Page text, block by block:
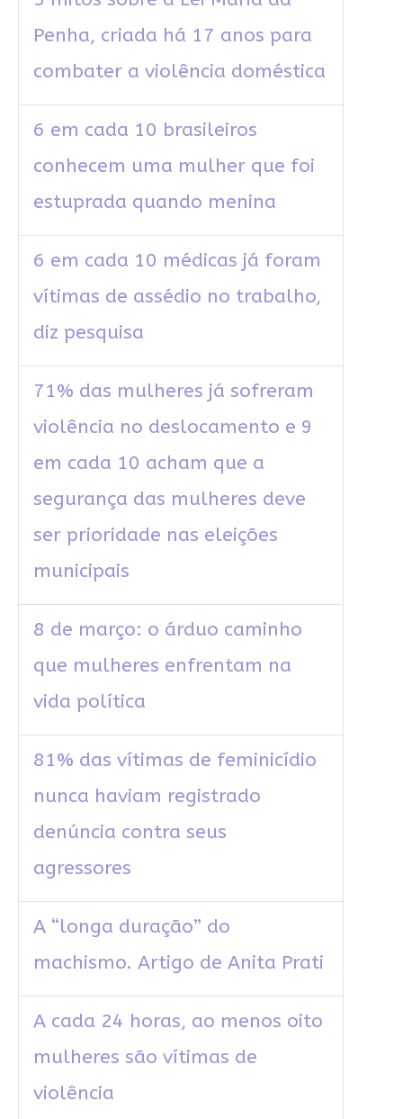
Penha, criada há 17 anos para
combater a violência doméstica
6 em cada 10 brasileiros
conhecem uma mulher que foi
estuprada quando menina
6 em cada 10 médicas já foram
vítimas de assédio no trabalho,
diz pesquisa
71% das mulheres já sofreram
violência no deslocamento e 9
em cada 10 acham que a
segurança das mulheres deve
ser prioridade nas eleições
municipais
8 de março: o árduo caminho
que mulheres enfrentam na
vida política
81% das vítimas de feminicídio
nunca haviam registrado
denúncia contra seus
agressores
A “longa duração” do
machismo. Artigo de Anita Prati
A cada 24 horas, ao menos oito
mulheres são vítimas de
violência